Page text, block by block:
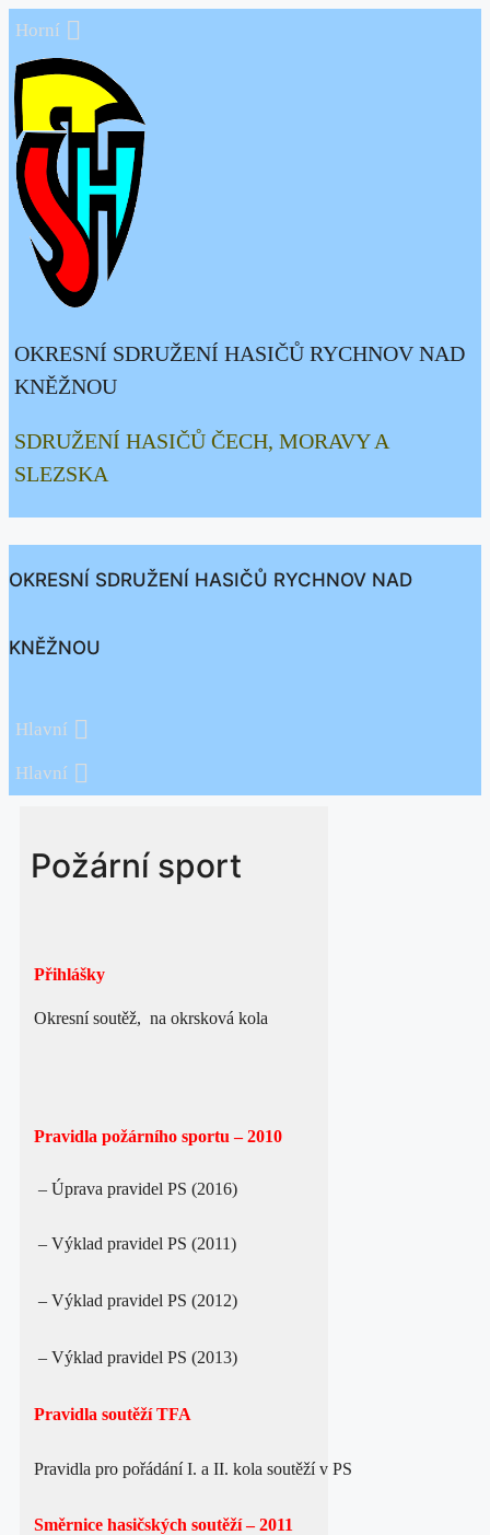
Přeskočit
obsah
Horní
OKRESNÍ SDRUŽENÍ HASIČŮ RYCHNOV NAD
KNĚŽNOU
SDRUŽENÍ HASIČŮ ČECH, MORAVY A
SLEZSKA
OKRESNÍ SDRUŽENÍ HASIČŮ RYCHNOV NAD
KNĚŽNOU
Hlavní
Hlavní
Požární sport
Přihlášky
Okresní soutěž, na okrsková kola
Pravidla požárního sportu – 2010
– Úprava pravidel PS (2016)
– Výklad pravidel PS (2011)
– Výklad pravidel PS (2012)
– Výklad pravidel PS (2013)
Pravidla soutěží TFA
Pravidla pro pořádání I. a II. kola soutěží v PS
Směrnice hasičských soutěží – 2011